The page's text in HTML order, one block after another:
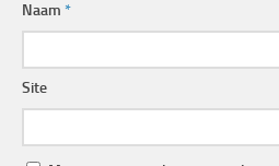
Naam *
Site